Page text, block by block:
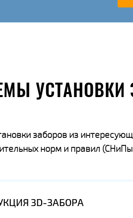
УСТАНОВКИ
заборов из
норм и правил
3D-ЗАБОРА